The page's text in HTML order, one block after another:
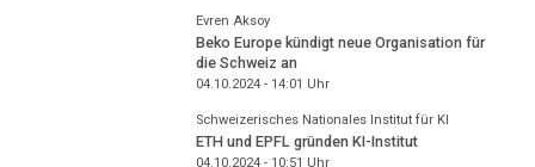
Evren Aksoy
Beko Europe kündigt neue Organisation für
die Schweiz an
04.10.2024 - 14:01 Uhr
Schweizerisches Nationales Institut für KI
ETH und EPFL gründen KI-Institut
04.10.2024 - 10:51 Uhr